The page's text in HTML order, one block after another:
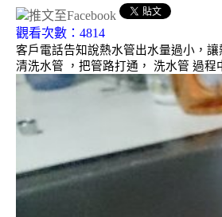
觀看次數：4814
客戶電話告知說熱水管出水量過小，
清洗水管 ，把管路打通， 洗水管 過